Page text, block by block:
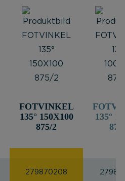
FOTVINKEL
135° 150X100
875/2
279870208
135°